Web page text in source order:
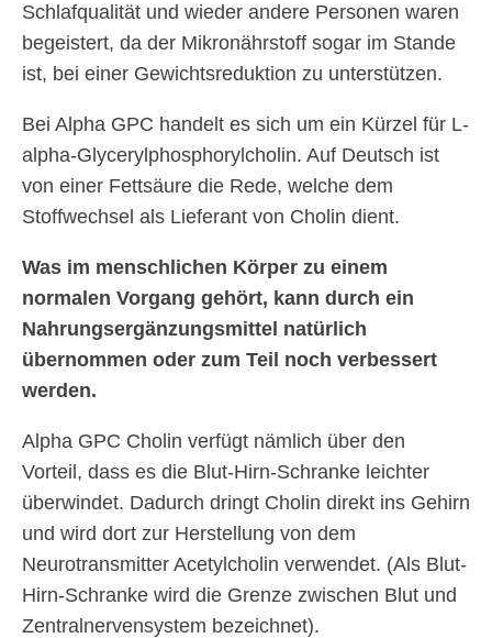
Schlafqualität und wieder andere Personen waren
begeistert, da der Mikronährstoff sogar im Stande
ist, bei einer Gewichtsreduktion zu unterstützen.
Bei Alpha GPC handelt es sich um ein Kürzel für L-
alpha-Glycerylphosphorylcholin. Auf Deutsch ist
von einer Fettsäure die Rede, welche dem
Stoffwechsel als Lieferant von Cholin dient.
Was im menschlichen Körper zu einem
normalen Vorgang gehört, kann durch ein
Nahrungsergänzungsmittel natürlich
übernommen oder zum Teil noch verbessert
werden.
Alpha GPC Cholin verfügt nämlich über den
Vorteil, dass es die Blut-Hirn-Schranke leichter
überwindet. Dadurch dringt Cholin direkt ins Gehirn
und wird dort zur Herstellung von dem
Neurotransmitter Acetylcholin verwendet. (Als Blut-
Hirn-Schranke wird die Grenze zwischen Blut und
Zentralnervensystem bezeichnet).